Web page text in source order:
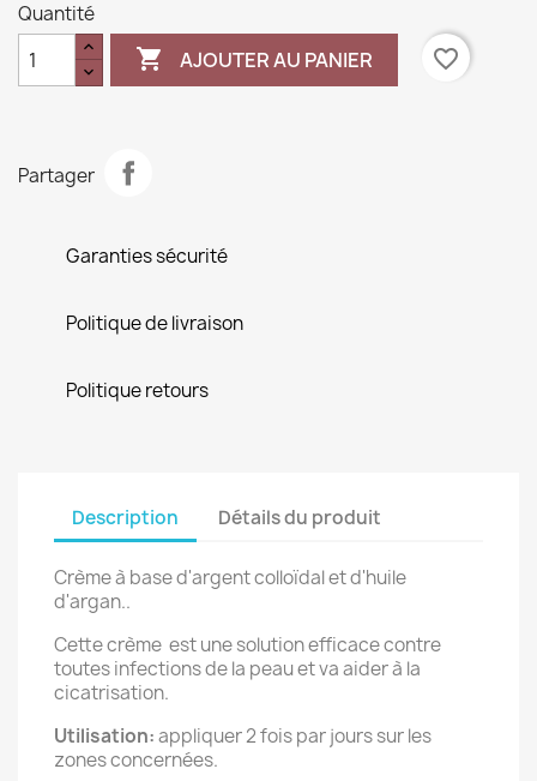
Quantité
 AJOUTER AU PANIER favorite_border
Partager
Garanties sécurité
Politique de livraison
Politique retours
Description Détails du produit
Crème à base d'argent colloïdal et d'huile
d'argan..
Cette crème est une solution efficace contre
toutes infections de la peau et va aider à la
cicatrisation.
Utilisation:appliquer 2 fois par jours sur les
zones concernées.